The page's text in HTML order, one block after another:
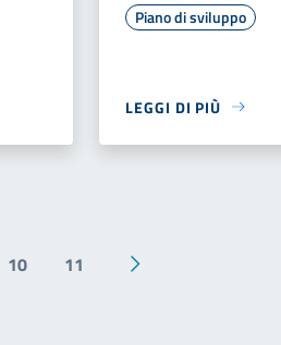
Piano di sviluppo
LEGGI DI PIÙ
10 11
Pagina successiva